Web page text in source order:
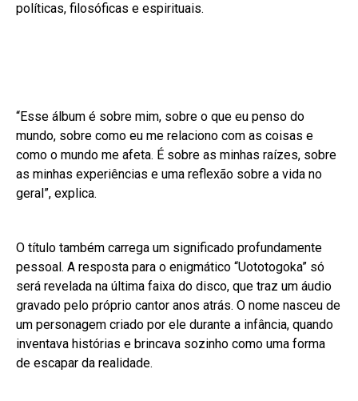
políticas, filosóficas e espirituais.
“Esse álbum é sobre mim, sobre o que eu penso do
mundo, sobre como eu me relaciono com as coisas e
como o mundo me afeta. É sobre as minhas raízes, sobre
as minhas experiências e uma reflexão sobre a vida no
geral”, explica.
O título também carrega um significado profundamente
pessoal. A resposta para o enigmático “Uototogoka” só
será revelada na última faixa do disco, que traz um áudio
gravado pelo próprio cantor anos atrás. O nome nasceu de
um personagem criado por ele durante a infância, quando
inventava histórias e brincava sozinho como uma forma
de escapar da realidade.